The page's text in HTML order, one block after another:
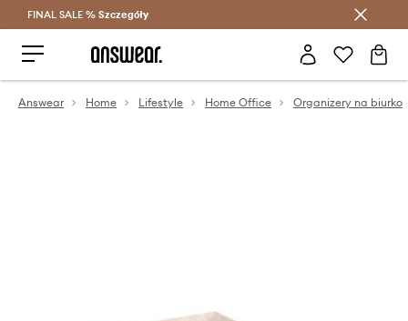
Oszczędzaj z Answear Club >
FINAL SALE % Szczegóły
Answear Home Lifestyle Home Office Organizery na biurko